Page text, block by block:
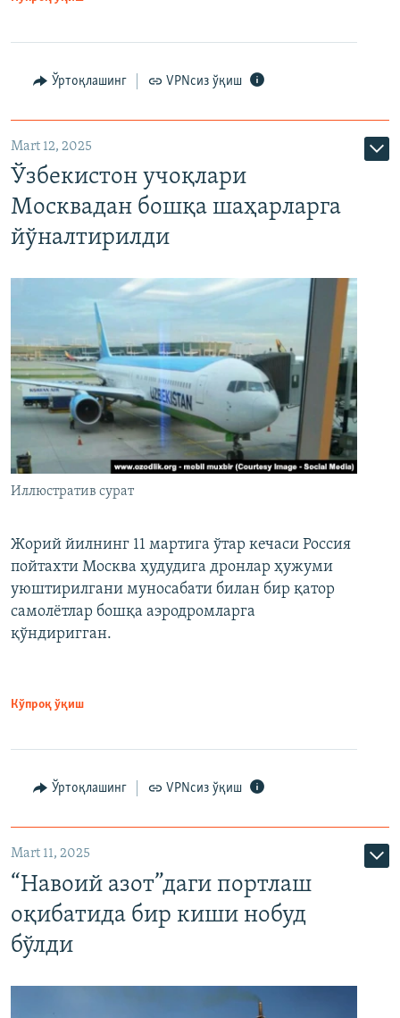
Ўртоқлашинг VPNсиз ўқиш
Mart 12, 2025
Ўзбекистон учоқлари
Москвадан бошқа шаҳарларга
йўналтирилди
Иллюстратив сурат
Жорий йилнинг 11 мартига ўтар кечаси Россия
пойтахти Москва ҳудудига дронлар ҳужуми
уюштирилгани муносабати билан бир қатор
самолётлар бошқа аэродромларга
қўндиригган.
Кўпроқ ўқиш
Ўртоқлашинг VPNсиз ўқиш
Mart 11, 2025
“Навоий азот”даги портлаш
оқибатида бир киши нобуд
бўлди